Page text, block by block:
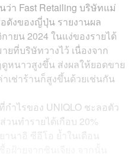
ว่า Fast Retailing บริษัทแม่
ดังของญี่ปุ่น รายงานผล
ยน 2024 ในแง่ของรายได้
ยที่บริษัทวางไว้ เนื่องจาก
หนาวสูงขึ้น ส่งผลให้ยอดขาย
เช่าร้านก็สูงขึ้นด้วยเช่นกัน
ำไรของ UNIQLO ชะลอตัว
วนทำรายได้เกือบ 20%
นาอิ ซีอีโอ ย้ำในเดือน